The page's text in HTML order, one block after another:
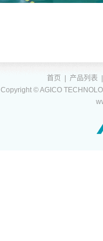
首页 产品列表
Copyright © AGICO